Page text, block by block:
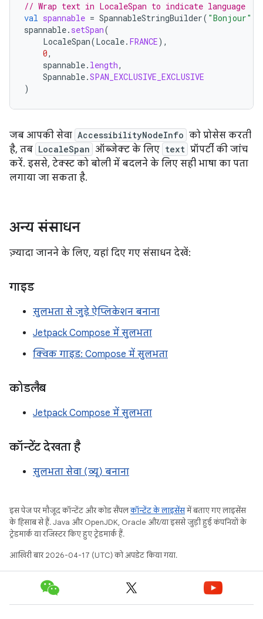
// Wrap text in LocaleSpan to indicate language
val spannable = SpannableStringBuilder( "Bonjour"
spannable. setSpan(
LocaleSpan(Locale. FRANCE),
0,
spannable. length,
Spannable.SPAN_EXCLUSIVE_EXCLUSIVE
)
जब आपकी सेवा AccessibilityNodeInfo को प्रोसेस करती
है, तब LocaleSpan ऑब्जेक्ट के लिए text प्रॉपर्टी की जांच
करें. इससे, टेक्स्ट को बोली में बदलने के लिए सही भाषा का पता
लगाया जा सकता है.
अन्य संसाधन
ज़्यादा जानने के लिए, यहां दिए गए संसाधन देखें:
गाइड
सुलभता से जुड़े ऐप्लिकेशन बनाना
Jetpack Compose में सुलभता
क्विक गाइड: Compose में सुलभता
कोडलैब
Jetpack Compose में सुलभता
कॉन्टेंट देखता है
सुलभता सेवा (व्यू) बनाना
इस पेज पर मौजूद कॉन्टेंट और कोड सैंपलकॉन्टेंट के लाइसेंसमें बताए गए लाइसेंस
के हिसाब से हैं. Java और OpenJDK, Oracle और/या इससे जुड़ी हुई कंपनियों के
ट्रेडमार्क या रजिस्टर किए हुए ट्रेडमार्क हैं.
आखिरी बार 2026-04-17 (UTC) को अपडेट किया गया.